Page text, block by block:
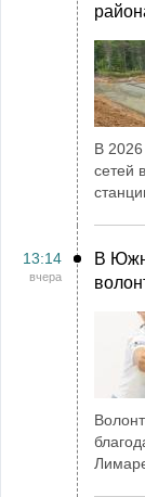
В 2026
сетей
13:14
вчера
В